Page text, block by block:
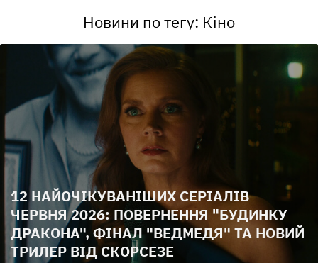
Новини по тегу: Кіно
12 НАЙОЧІКУВАНІШИХ СЕРІАЛІВ
ЧЕРВНЯ 2026: ПОВЕРНЕННЯ "БУДИНКУ
ДРАКОНА", ФІНАЛ "ВЕДМЕДЯ" ТА НОВИЙ
ТРИЛЕР ВІД СКОРСЕЗЕ